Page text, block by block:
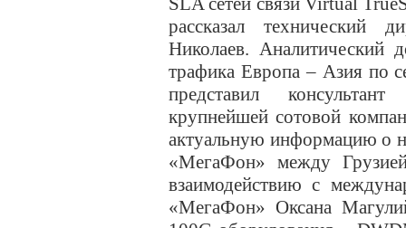
рассказал технический
Николаев. Аналитический
трафика Европа – Азия по
представил
крупнейшей сотовой
актуальную информацию о
«МегаФон» между
взаимодействию с
«МегаФон» Оксана